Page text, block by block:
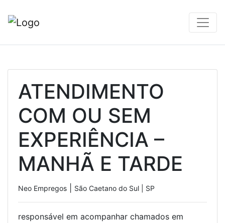
ATENDIMENTO
COM OU SEM
EXPERIÊNCIA –
MANHÃ E TARDE
Neo Empregos São Caetano do Sul | SP
responsável em acompanhar chamados em